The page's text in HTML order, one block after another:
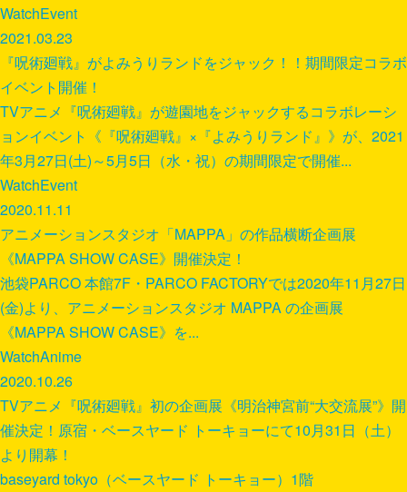
WatchEvent
2021.03.23
『呪術廻戦』がよみうりランドをジャック！！期間限定コラボ
イベント開催！
TVアニメ『呪術廻戦』が遊園地をジャックするコラボレーシ
ョンイベント《『呪術廻戦』×『よみうりランド』》が、2021
年3月27日(土)～5月5日（水・祝）の期間限定で開催...
WatchEvent
2020.11.11
アニメーションスタジオ「MAPPA」の作品横断企画展
《MAPPA SHOW CASE》開催決定！
池袋PARCO 本館7F・PARCO FACTORYでは2020年11月27日
(金)より、アニメーションスタジオ MAPPA の企画展
《MAPPA SHOW CASE》を...
WatchAnime
2020.10.26
TVアニメ『呪術廻戦』初の企画展《明治神宮前“大交流展”》開
催決定！原宿・ベースヤード トーキョーにて10月31日（土）
より開幕！
baseyard tokyo（ベースヤード トーキョー）1階